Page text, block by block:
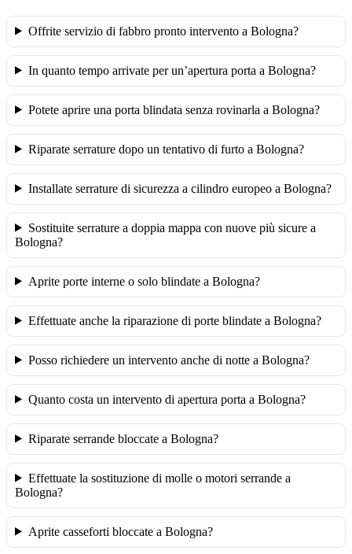
Offrite servizio di fabbro pronto intervento a Bologna?
In quanto tempo arrivate per un’apertura porta a Bologna?
Potete aprire una porta blindata senza rovinarla a Bologna?
Riparate serrature dopo un tentativo di furto a Bologna?
Installate serrature di sicurezza a cilindro europeo a Bologna?
Sostituite serrature a doppia mappa con nuove più sicure a
Bologna?
Aprite porte interne o solo blindate a Bologna?
Effettuate anche la riparazione di porte blindate a Bologna?
Posso richiedere un intervento anche di notte a Bologna?
Quanto costa un intervento di apertura porta a Bologna?
Riparate serrande bloccate a Bologna?
Effettuate la sostituzione di molle o motori serrande a
Bologna?
Aprite casseforti bloccate a Bologna?